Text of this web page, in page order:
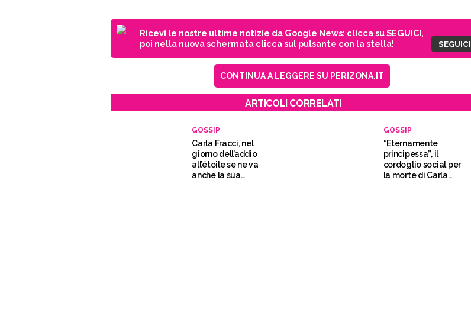
Ricevi le nostre ultime notizie da Google News: clicca su SEGUICI,
poi nella nuova schermata clicca sul pulsante con la stella!
SEGUICI
CONTINUA A LEGGERE SU PERIZONA.IT
ARTICOLI CORRELATI
GOSSIP
Carla Fracci, nel
giorno dell’addio
all’étoile se ne va
anche la sua
GOSSIP
“Eternamente
principessa”, il
cordoglio social per
la morte di Carla